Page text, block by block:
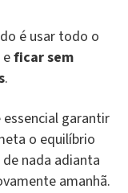
é usar todo o
ficar sem
.
garantir
o equilíbrio
nada adianta
amanhã.